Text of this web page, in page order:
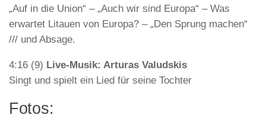
„Auf in die Union“ – „Auch wir sind Europa“ – Was
erwartet Litauen von Europa? – „Den Sprung machen“
/// und Absage.
4:16 (9) Live-Musik: Arturas Valudskis
Singt und spielt ein Lied für seine Tochter
Fotos: